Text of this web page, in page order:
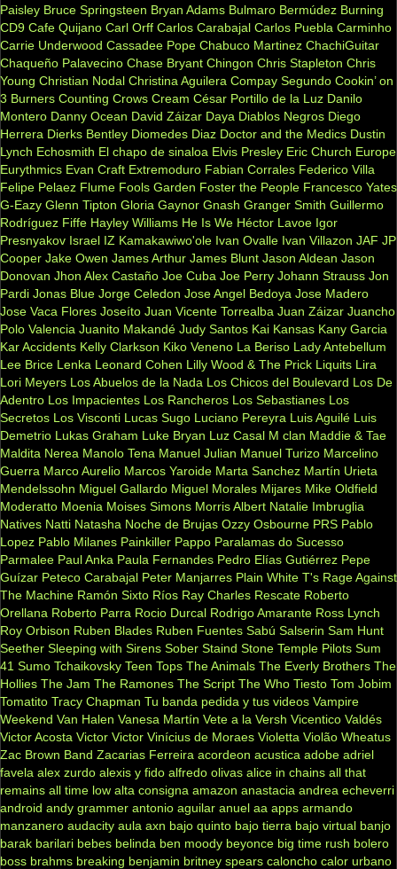
Paisley Bruce Springsteen Bryan Adams Bulmaro Bermúdez Burning
CD9 Cafe Quijano Carl Orff Carlos Carabajal Carlos Puebla Carminho
Carrie Underwood Cassadee Pope Chabuco Martinez ChachiGuitar
Chaqueño Palavecino Chase Bryant Chingon Chris Stapleton Chris
Young Christian Nodal Christina Aguilera Compay Segundo Cookin’ on
3 Burners Counting Crows Cream César Portillo de la Luz Danilo
Montero Danny Ocean David Záizar Daya Diablos Negros Diego
Herrera Dierks Bentley Diomedes Diaz Doctor and the Medics Dustin
Lynch Echosmith El chapo de sinaloa Elvis Presley Eric Church Europe
Eurythmics Evan Craft Extremoduro Fabian Corrales Federico Villa
Felipe Pelaez Flume Fools Garden Foster the People Francesco Yates
G-Eazy Glenn Tipton Gloria Gaynor Gnash Granger Smith Guillermo
Rodríguez Fiffe Hayley Williams He Is We Héctor Lavoe Igor
Presnyakov Israel IZ Kamakawiwo'ole Ivan Ovalle Ivan Villazon JAF JP
Cooper Jake Owen James Arthur James Blunt Jason Aldean Jason
Donovan Jhon Alex Castaño Joe Cuba Joe Perry Johann Strauss Jon
Pardi Jonas Blue Jorge Celedon Jose Angel Bedoya Jose Madero
Jose Vaca Flores Joseíto Juan Vicente Torrealba Juan Záizar Juancho
Polo Valencia Juanito Makandé Judy Santos Kai Kansas Kany Garcia
Kar Accidents Kelly Clarkson Kiko Veneno La Beriso Lady Antebellum
Lee Brice Lenka Leonard Cohen Lilly Wood & The Prick Liquits Lira
Lori Meyers Los Abuelos de la Nada Los Chicos del Boulevard Los De
Adentro Los Impacientes Los Rancheros Los Sebastianes Los
Secretos Los Visconti Lucas Sugo Luciano Pereyra Luis Aguilé Luis
Demetrio Lukas Graham Luke Bryan Luz Casal M clan Maddie & Tae
Maldita Nerea Manolo Tena Manuel Julian Manuel Turizo Marcelino
Guerra Marco Aurelio Marcos Yaroide Marta Sanchez Martín Urieta
Mendelssohn Miguel Gallardo Miguel Morales Mijares Mike Oldfield
Moderatto Moenia Moises Simons Morris Albert Natalie Imbruglia
Natives Natti Natasha Noche de Brujas Ozzy Osbourne PRS Pablo
Lopez Pablo Milanes Painkiller Pappo Paralamas do Sucesso
Parmalee Paul Anka Paula Fernandes Pedro Elías Gutiérrez Pepe
Guízar Peteco Carabajal Peter Manjarres Plain White T's Rage Against
The Machine Ramón Sixto Ríos Ray Charles Rescate Roberto
Orellana Roberto Parra Rocio Durcal Rodrigo Amarante Ross Lynch
Roy Orbison Ruben Blades Ruben Fuentes Sabú Salserin Sam Hunt
Seether Sleeping with Sirens Sober Staind Stone Temple Pilots Sum
41 Sumo Tchaikovsky Teen Tops The Animals The Everly Brothers The
Hollies The Jam The Ramones The Script The Who Tiesto Tom Jobim
Tomatito Tracy Chapman Tu banda pedida y tus videos Vampire
Weekend Van Halen Vanesa Martín Vete a la Versh Vicentico Valdés
Victor Acosta Victor Victor Vinícius de Moraes Violetta Violão Wheatus
Zac Brown Band Zacarias Ferreira acordeon acustica adobe adriel
favela alex zurdo alexis y fido alfredo olivas alice in chains all that
remains all time low alta consigna amazon anastacia andrea echeverri
android andy grammer antonio aguilar anuel aa apps armando
manzanero audacity aula axn bajo quinto bajo tierra bajo virtual banjo
barak barilari bebes belinda ben moody beyonce big time rush bolero
boss brahms breaking benjamin britney spears caloncho calor urbano